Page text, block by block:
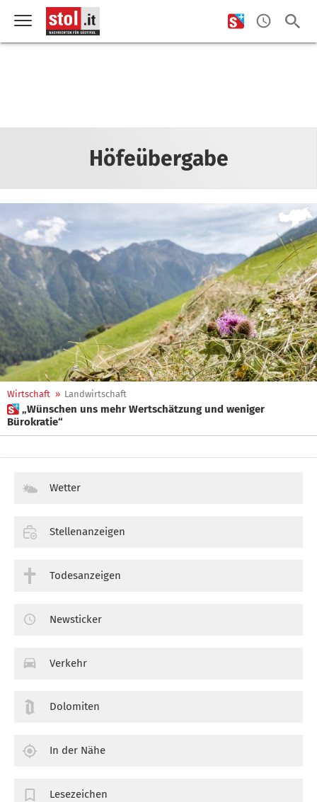
Höfeübergabe
Wirtschaft » Landwirtschaft
 „Wünschen uns mehr Wertschätzung und weniger
Bürokratie“
Wetter
Stellenanzeigen
Todesanzeigen
Newsticker
Verkehr
Dolomiten
In der Nähe
Lesezeichen